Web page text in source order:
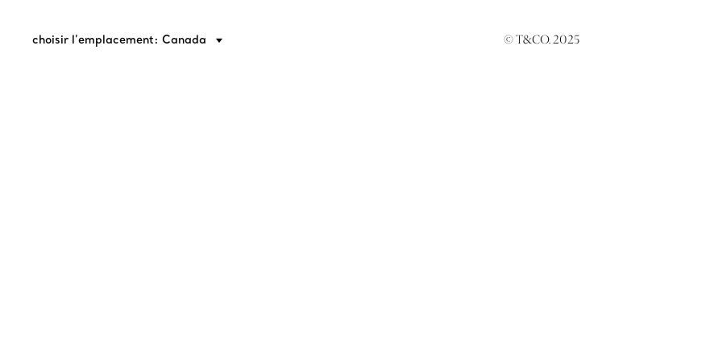
choisir l’emplacement: Canada © T&CO. 2025